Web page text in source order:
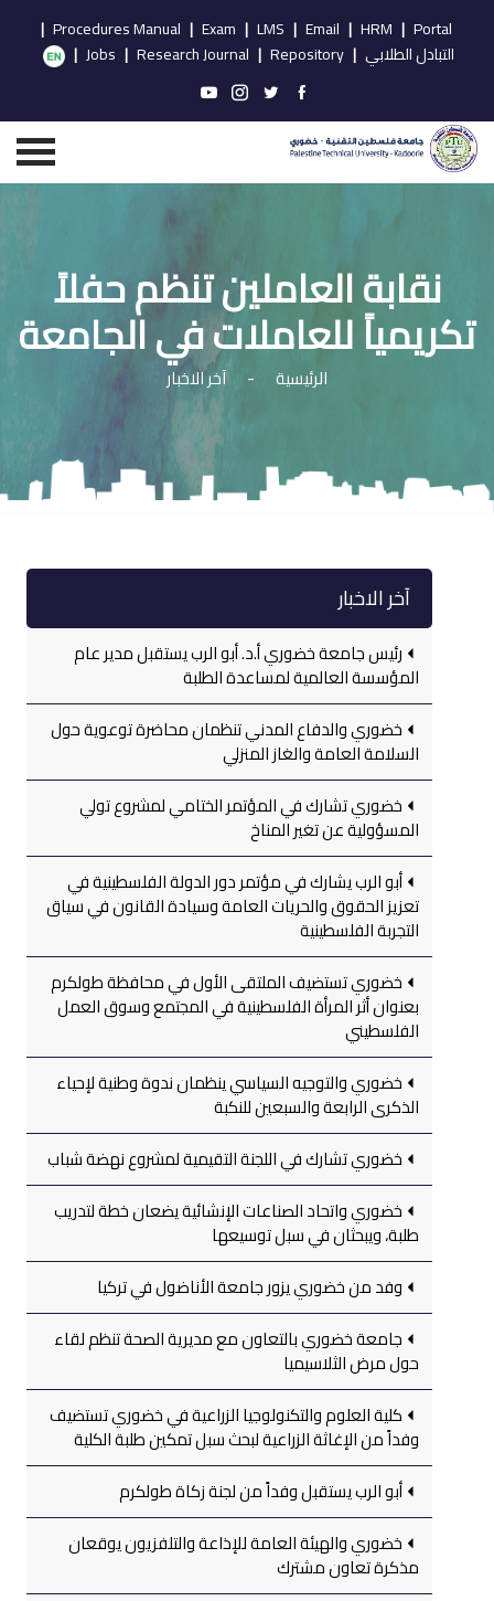
Portal
|
HRM
|
Email
|
LMS
|
Exam
|
Procedures Manual
|
التبادل الطلابي |
Repository
|
Research Journal
|
Jobs
|
نقابة العاملين تنظم حفلاً
تكريمياً للعاملات في الجامعة
الرئيسية - آخر الاخبار
آخر الاخبار
رئيس جامعة خضوري أ.د. أبو الرب يستقبل مدير عام
المؤسسة العالمية لمساعدة الطلبة
خضوري والدفاع المدني تنظمان محاضرة توعوية حول
السلامة العامة والغاز المنزلي
خضوري تشارك في المؤتمر الختامي لمشروع تولي
المسؤولية عن تغير المناخ
أبو الرب يشارك في مؤتمر دور الدولة الفلسطينية في
تعزيز الحقوق والحريات العامة وسيادة القانون في سياق
التجربة الفلسطينية
خضوري تستضيف الملتقى الأول في محافظة طولكرم
بعنوان أثر المرأة الفلسطينية في المجتمع وسوق العمل
الفلسطيني
خضوري والتوجيه السياسي ينظمان ندوة وطنية لإحياء
الذكرى الرابعة والسبعين للنكبة
خضوري تشارك في اللجنة التقيمية لمشروع نهضة شباب
خضوري واتحاد الصناعات الإنشائية يضعان خطة لتدريب
طلبة، ويبحثان في سبل توسيعها
وفد من خضوري يزور جامعة الأناضول في تركيا
جامعة خضوري بالتعاون مع مديرية الصحة تنظم لقاء
حول مرض الثلاسيميا
كلية العلوم والتكنولوجيا الزراعية في خضوري تستضيف
وفداً من الإغاثة الزراعية لبحث سبل تمكين طلبة الكلية
أبو الرب يستقبل وفداً من لجنة زكاة طولكرم
خضوري والهيئة العامة للإذاعة والتلفزيون يوقعان
مذكرة تعاون مشترك